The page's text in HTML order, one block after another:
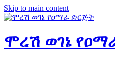
Skip to main content
ሞረሽ ወገኔ